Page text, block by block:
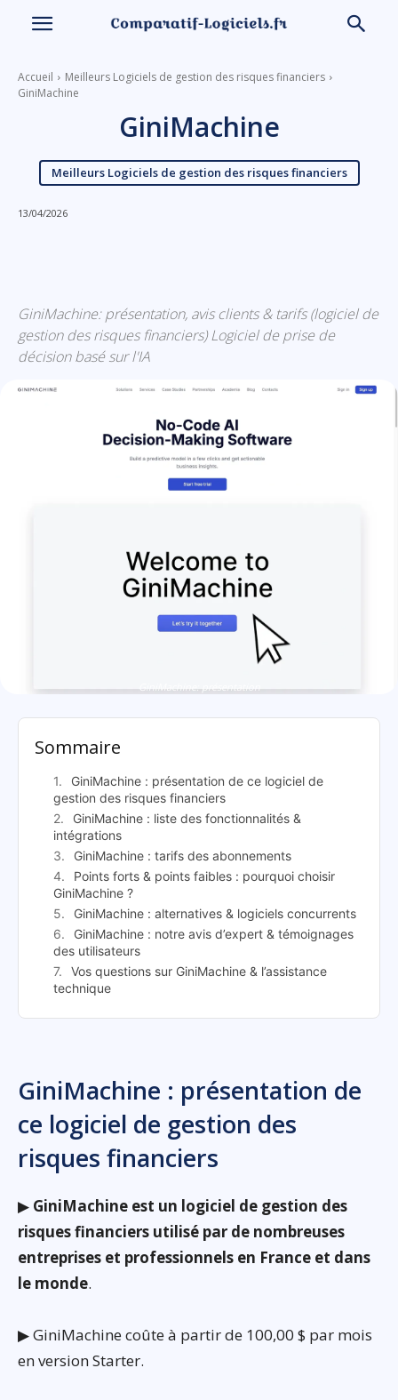
Accueil
Meilleurs Logiciels de gestion des risques financiers
GiniMachine
GiniMachine
Meilleurs Logiciels de gestion des risques financiers
13/04/2026
GiniMachine: présentation, avis clients & tarifs (logiciel de
gestion des risques financiers) Logiciel de prise de
décision basé sur l'IA
GiniMachine: présentation
Sommaire
GiniMachine : présentation de ce logiciel de
gestion des risques financiers
GiniMachine : liste des fonctionnalités &
intégrations
GiniMachine : tarifs des abonnements
Points forts & points faibles : pourquoi choisir
GiniMachine ?
GiniMachine : alternatives & logiciels concurrents
GiniMachine : notre avis d’expert & témoignages
des utilisateurs
Vos questions sur GiniMachine & l’assistance
technique
GiniMachine : présentation de
ce logiciel de gestion des
risques financiers
▶ GiniMachine est un logiciel de gestion des
risques financiers utilisé par de nombreuses
entreprises et professionnels en France et dans
le monde.
▶ GiniMachine coûte à partir de 100,00 $ par mois
en version Starter.